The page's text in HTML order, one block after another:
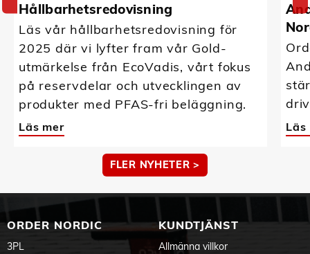
Hållbarhetsredovisning
Läs vår hållbarhetsredovisning för
2025 där vi lyfter fram vår Gold-
utmärkelse från EcoVadis, vårt fokus
på reservdelar och utvecklingen av
produkter med PFAS-fri beläggning.
Läs mer Läs
FLER NYHETER >
ORDER NORDIC
3PL
KUNDTJÄNST
Allmänna villkor